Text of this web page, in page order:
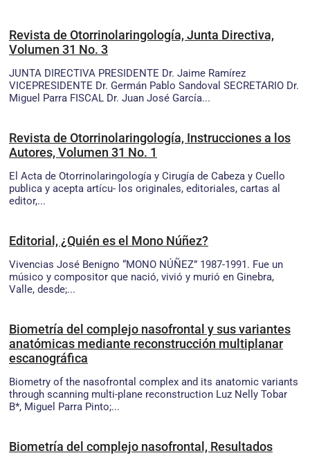
Revista de Otorrinolaringología, Junta Directiva,
Volumen 31 No. 3
JUNTA DIRECTIVA PRESIDENTE Dr. Jaime Ramírez
VICEPRESIDENTE Dr. Germán Pablo Sandoval SECRETARIO Dr.
Miguel Parra FISCAL Dr. Juan José García...
Revista de Otorrinolaringología, Instrucciones a los
Autores, Volumen 31 No. 1
El Acta de Otorrinolaringología y Cirugía de Cabeza y Cuello
publica y acepta artícu- los originales, editoriales, cartas al
editor,...
Editorial, ¿Quién es el Mono Núñez?
Vivencias José Benigno “MONO NÚÑEZ” 1987-1991. Fue un
músico y compositor que nació, vivió y murió en Ginebra,
Valle, desde;...
Biometría del complejo nasofrontal y sus variantes
anatómicas mediante reconstrucción multiplanar
escanográfica
Biometry of the nasofrontal complex and its anatomic variants
through scanning multi-plane reconstruction Luz Nelly Tobar
B*, Miguel Parra Pinto;...
Biometría del complejo nasofrontal, Resultados